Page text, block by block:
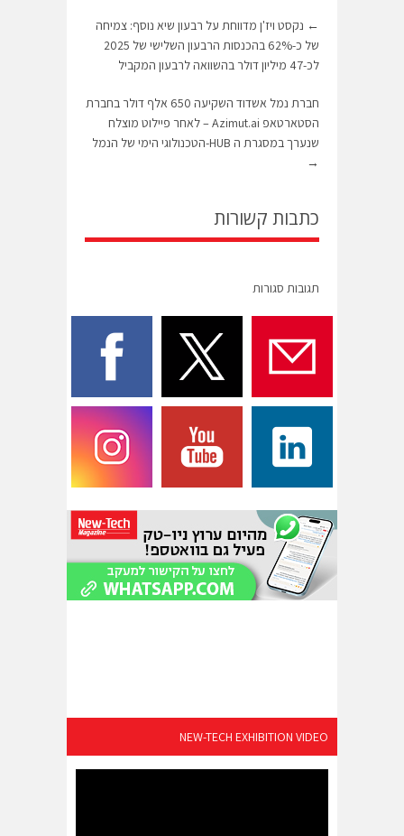
← נקסט ויז'ן מדווחת על רבעון שיא נוסף: צמיחה
של כ-62% בהכנסות הרבעון השלישי של 2025
לכ-47 מיליון דולר בהשוואה לרבעון המקביל
חברת נמל אשדוד השקיעה 650 אלף דולר בחברת
הסטארטאפ Azimut.ai – לאחר פיילוט מוצלח
שנערך במסגרת ה HUB-הטכנולוגי הימי של הנמל
→
כתבות קשורות
תגובות סגורות
NEW-TECH EXHIBITION VIDEO